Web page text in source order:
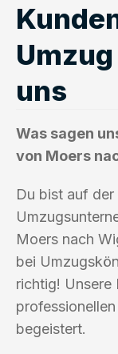
uns
Was sagen
von Moers
Du bist auf der
Moers nach
bei
richtig! Unsere
begeistert.